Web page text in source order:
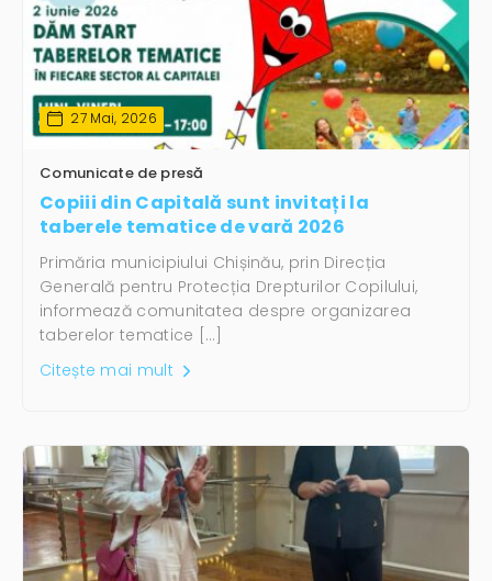
27 Mai, 2026
Comunicate de presă
Copiii din Capitală sunt invitați la
taberele tematice de vară 2026
Primăria municipiului Chișinău, prin Direcția
Generală pentru Protecția Drepturilor Copilului,
informează comunitatea despre organizarea
taberelor tematice […]
Citește mai mult